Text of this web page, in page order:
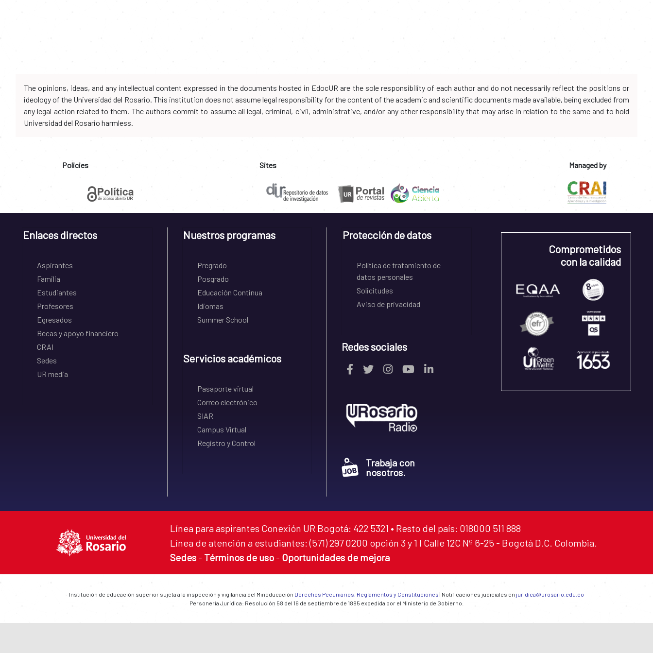
The opinions, ideas, and any intellectual content expressed in the documents hosted in EdocUR are the sole responsibility of each author and do not necessarily reflect the positions or
ideology of the Universidad del Rosario. This institution does not assume legal responsibility for the content of the academic and scientific documents made available, being excluded from
any legal action related to them. The authors commit to assume all legal, criminal, civil, administrative, and/or any other responsibility that may arise in relation to the same and to hold
Universidad del Rosario harmless.
Policies Sites Managed by
Enlaces directos
Aspirantes
Familia
Estudiantes
Profesores
Egresados
Becas y apoyo financiero
CRAI
Sedes
UR media
Nuestros programas
Pregrado
Posgrado
Educación Continua
Idiomas
Summer School
Servicios académicos
Pasaporte virtual
Correo electrónico
SIAR
Campus Virtual
Registro y Control
Protección de datos
Política de tratamiento de
datos personales
Solicitudes
Aviso de privacidad
Redes sociales
Trabaja con
nosotros.
Comprometidos
con la calidad
Línea para aspirantes Conexión UR Bogotá: 422 5321 • Resto del país: 018000 511 888
Línea de atención a estudiantes: (571) 297 0200 opción 3 y 1 I Calle 12C Nº 6-25 - Bogotá D.C. Colombia.
Sedes - Términos de uso - Oportunidades de mejora
Institución de educación superior sujeta a la inspección y vigilancia del Mineducación Derechos Pecuniarios, Reglamentos y Constituciones | Notificaciones judiciales en juridica@urosario.edu.co
Personería Jurídica: Resolución 58 del 16 de septiembre de 1895 expedida por el Ministerio de Gobierno.